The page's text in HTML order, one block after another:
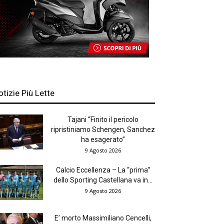
Più Lette
Tajani “Finito il pericolo
ripristiniamo Schengen, Sanchez
ha esagerato”
9 Agosto 2026
Calcio Eccellenza – La “prima”
dello Sporting Castellana va in...
9 Agosto 2026
E’ morto Massimiliano Cencelli,